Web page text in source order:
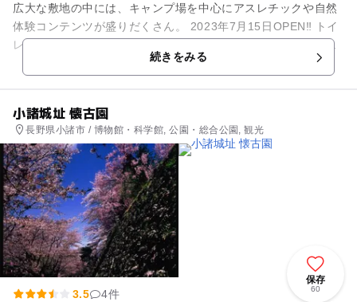
広大な敷地の中には、キャンプ場を中心にアスレチックや自然
体験コンテンツが盛りだくさん。 2023年7月15日OPEN‼ トイ
レ・炊事場・シャワーブースなどの水回りは綺麗で自信があり
続きをみる
小諸城址 懐古園
長野県小諸市 / 博物館・科学館, 公園・総合公園, 観光
保存
60
3.5
4件